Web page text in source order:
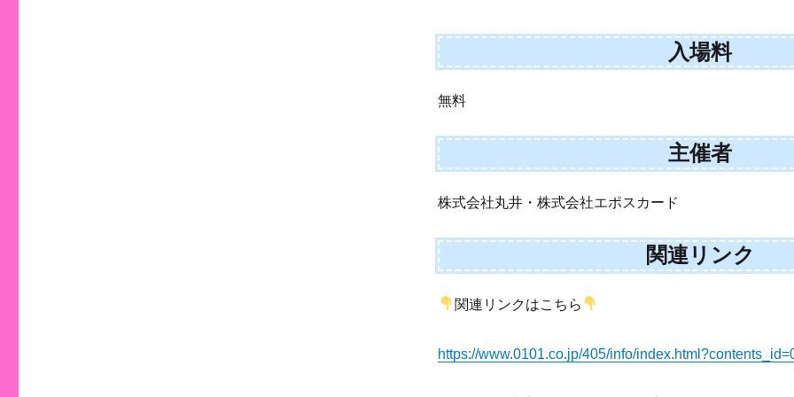
入場料
無料
主催者
株式会社丸井・株式会社エポスカード
関連リンク
関連リンクはこちら
https://www.0101.co.jp/405/info/